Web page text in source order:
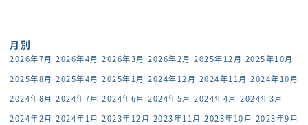
月別
2026年7月 2026年4月 2026年3月 2026年2月 2025年12月 2025年10月
2025年8月 2025年4月 2025年1月 2024年12月 2024年11月 2024年10月
2024年8月 2024年7月 2024年6月 2024年5月 2024年4月 2024年3月
2024年2月 2024年1月 2023年12月 2023年11月 2023年10月 2023年9月